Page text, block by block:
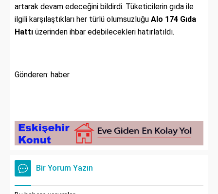
artarak devam edeceğini bildirdi. Tüketicilerin gıda ile
ilgili karşılaştıkları her türlü olumsuzluğu Alo 174 Gıda
Hattı üzerinden ihbar edebilecekleri hatırlatıldı.
Gönderen: haber
Bir Yorum Yazın